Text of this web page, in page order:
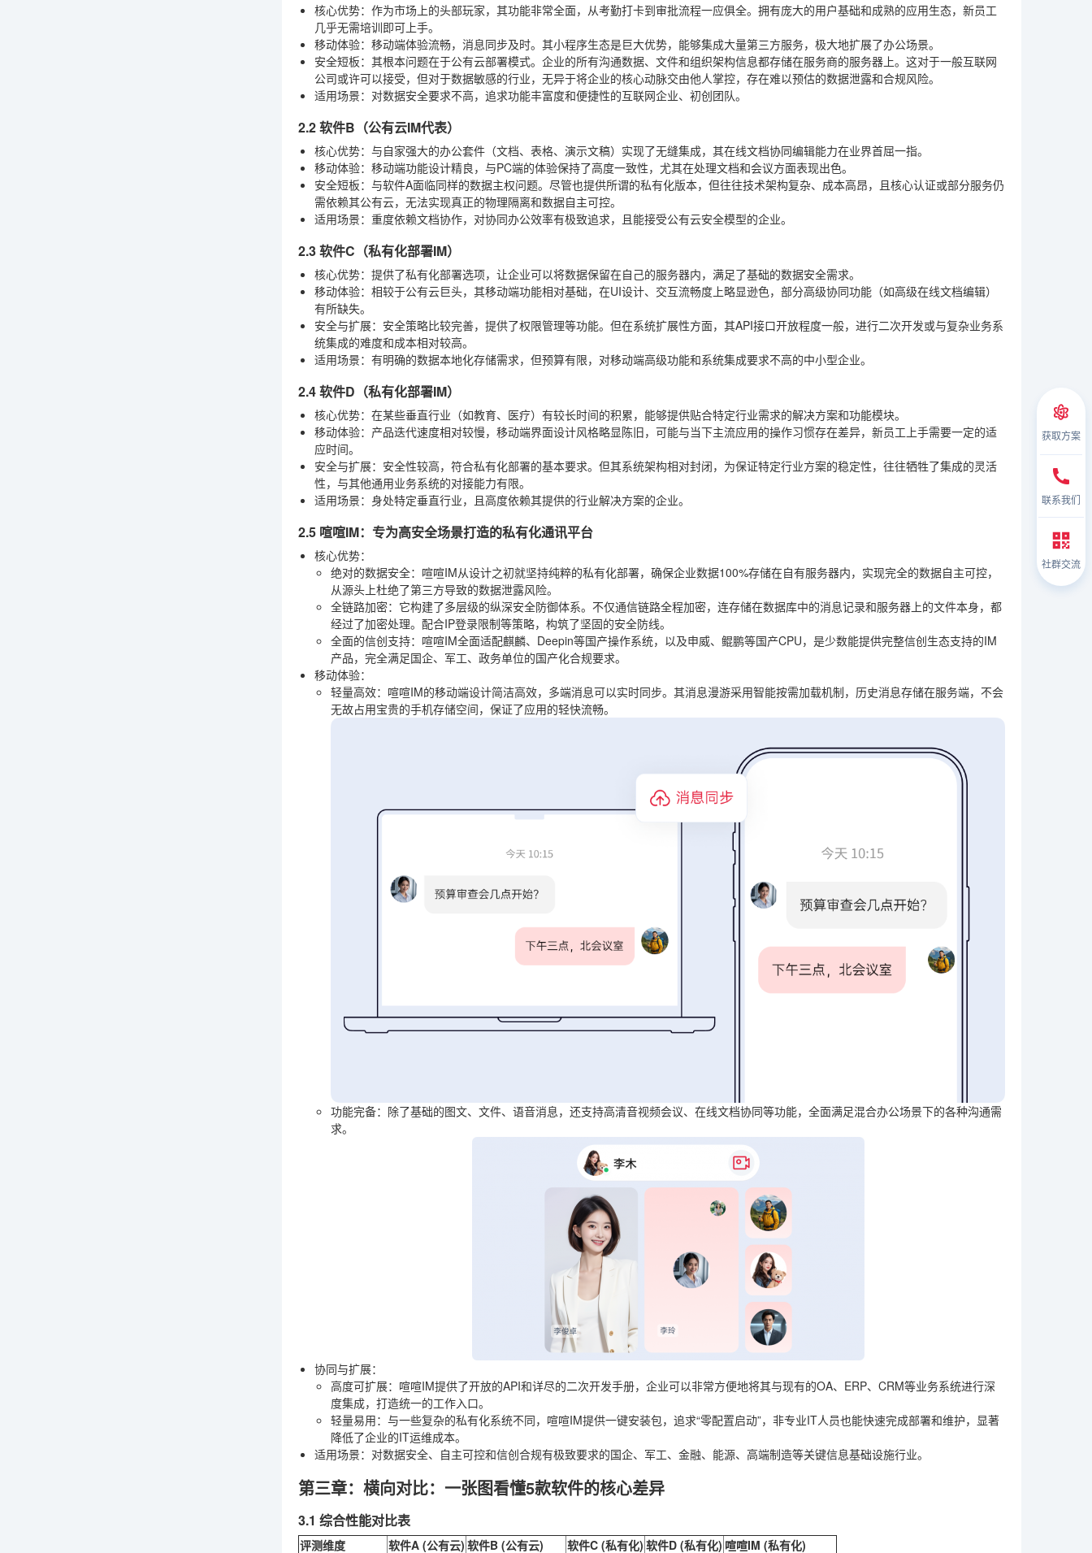
核心优势：作为市场上的头部玩家，其功能非常全面，从考勤打卡到审批流程一应俱全。拥有庞大的用户基础和成熟的应用生态，新员工
几乎无需培训即可上手。
移动体验：移动端体验流畅，消息同步及时。其小程序生态是巨大优势，能够集成大量第三方服务，极大地扩展了办公场景。
安全短板：其根本问题在于公有云部署模式。企业的所有沟通数据、文件和组织架构信息都存储在服务商的服务器上。这对于一般互联网
公司或许可以接受，但对于数据敏感的行业，无异于将企业的核心动脉交由他人掌控，存在难以预估的数据泄露和合规风险。
适用场景：对数据安全要求不高，追求功能丰富度和便捷性的互联网企业、初创团队。
2.2 软件B（公有云IM代表）
核心优势：与自家强大的办公套件（文档、表格、演示文稿）实现了无缝集成，其在线文档协同编辑能力在业界首屈一指。
移动体验：移动端功能设计精良，与PC端的体验保持了高度一致性，尤其在处理文档和会议方面表现出色。
安全短板：与软件A面临同样的数据主权问题。尽管也提供所谓的私有化版本，但往往技术架构复杂、成本高昂，且核心认证或部分服务仍
需依赖其公有云，无法实现真正的物理隔离和数据自主可控。
适用场景：重度依赖文档协作，对协同办公效率有极致追求，且能接受公有云安全模型的企业。
2.3 软件C（私有化部署IM）
核心优势：提供了私有化部署选项，让企业可以将数据保留在自己的服务器内，满足了基础的数据安全需求。
移动体验：相较于公有云巨头，其移动端功能相对基础，在UI设计、交互流畅度上略显逊色，部分高级协同功能（如高级在线文档编辑）
有所缺失。
安全与扩展：安全策略比较完善，提供了权限管理等功能。但在系统扩展性方面，其API接口开放程度一般，进行二次开发或与复杂业务系
统集成的难度和成本相对较高。
适用场景：有明确的数据本地化存储需求，但预算有限，对移动端高级功能和系统集成要求不高的中小型企业。
2.4 软件D（私有化部署IM）
核心优势：在某些垂直行业（如教育、医疗）有较长时间的积累，能够提供贴合特定行业需求的解决方案和功能模块。
移动体验：产品迭代速度相对较慢，移动端界面设计风格略显陈旧，可能与当下主流应用的操作习惯存在差异，新员工上手需要一定的适
应时间。
安全与扩展：安全性较高，符合私有化部署的基本要求。但其系统架构相对封闭，为保证特定行业方案的稳定性，往往牺牲了集成的灵活
性，与其他通用业务系统的对接能力有限。
适用场景：身处特定垂直行业，且高度依赖其提供的行业解决方案的企业。
2.5 喧喧IM：专为高安全场景打造的私有化通讯平台
核心优势：
绝对的数据安全：喧喧IM从设计之初就坚持纯粹的私有化部署，确保企业数据100%存储在自有服务器内，实现完全的数据自主可控，
从源头上杜绝了第三方导致的数据泄露风险。
全链路加密：它构建了多层级的纵深安全防御体系。不仅通信链路全程加密，连存储在数据库中的消息记录和服务器上的文件本身，都
经过了加密处理。配合IP登录限制等策略，构筑了坚固的安全防线。
全面的信创支持：喧喧IM全面适配麒麟、Deepin等国产操作系统，以及申威、鲲鹏等国产CPU，是少数能提供完整信创生态支持的IM
产品，完全满足国企、军工、政务单位的国产化合规要求。
移动体验：
轻量高效：喧喧IM的移动端设计简洁高效，多端消息可以实时同步。其消息漫游采用智能按需加载机制，历史消息存储在服务端，不会
无故占用宝贵的手机存储空间，保证了应用的轻快流畅。
功能完备：除了基础的图文、文件、语音消息，还支持高清音视频会议、在线文档协同等功能，全面满足混合办公场景下的各种沟通需
求。
协同与扩展：
高度可扩展：喧喧IM提供了开放的API和详尽的二次开发手册，企业可以非常方便地将其与现有的OA、ERP、CRM等业务系统进行深
度集成，打造统一的工作入口。
轻量易用：与一些复杂的私有化系统不同，喧喧IM提供一键安装包，追求“零配置启动”，非专业IT人员也能快速完成部署和维护，显著
降低了企业的IT运维成本。
适用场景：对数据安全、自主可控和信创合规有极致要求的国企、军工、金融、能源、高端制造等关键信息基础设施行业。
第三章：横向对比：一张图看懂5款软件的核心差异
3.1 综合性能对比表
评测维度 软件A (公有云) 软件B (公有云) 软件C (私有化) 软件D (私有化) 喧喧IM (私有化)
获取方案
联系我们
社群交流